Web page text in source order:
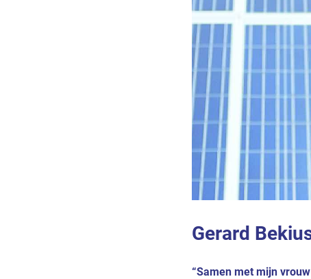
Gerard
“Samen met mijn